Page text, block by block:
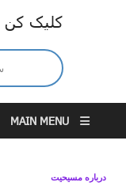
کلیک کن
MAIN MENU
درباره مسیحیت